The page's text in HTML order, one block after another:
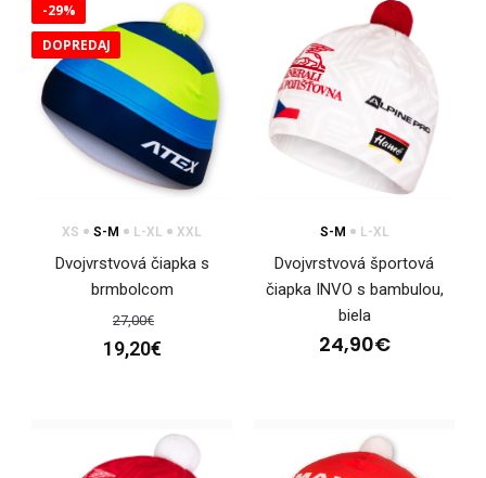
Čiapka obojstranná Winterman, priliehavá
ružováPriliehavá obojstranná čiapka WINTERMAN je ..
-29%
DOPREDAJ
XS S-M L-XL XXL
Dvojvrstvová čiapka s
brmbolcom
27,00€
19,20€
S-M L-XL
Dvojvrstvová športová
čiapka INVO s bambulou,
biela
24,90€